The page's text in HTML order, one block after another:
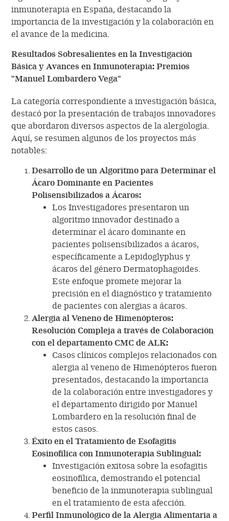
inmunoterapia en España, destacando la
importancia de la investigación y la colaboración en
el avance de la medicina.
Resultados Sobresalientes en la Investigación
Básica y Avances en Inmunoterapia: Premios
"Manuel Lombardero Vega"
La categoría correspondiente a investigación básica,
destacó por la presentación de trabajos innovadores
que abordaron diversos aspectos de la alergología.
Aquí, se resumen algunos de los proyectos más
notables:
Desarrollo de un Algoritmo para Determinar el
Ácaro Dominante en Pacientes
Polisensibilizados a Ácaros:
Los Investigadores presentaron un
algoritmo innovador destinado a
determinar el ácaro dominante en
pacientes polisensibilizados a ácaros,
específicamente a Lepidoglyphus y
ácaros del género Dermatophagoides.
Este enfoque promete mejorar la
precisión en el diagnóstico y tratamiento
de pacientes con alergias a ácaros.
Alergia al Veneno de Himenópteros:
Resolución Compleja a través de Colaboración
con el departamento CMC de ALK:
Casos clínicos complejos relacionados con
alergia al veneno de Himenópteros fueron
presentados, destacando la importancia
de la colaboración entre investigadores y
el departamento dirigido por Manuel
Lombardero en la resolución final de
estos casos.
Éxito en el Tratamiento de Esofagitis
Eosinofílica con Inmunoterapia Sublingual:
Investigación exitosa sobre la esofagitis
eosinofílica, demostrando el potencial
beneficio de la inmunoterapia sublingual
en el tratamiento de esta afección.
Perfil Inmunológico de la Alergia Alimentaria a